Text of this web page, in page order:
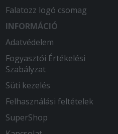
Falatozz logó csomag
INFORMÁCIÓ
Adatvédelem
Fogyasztói Értékelési
Szabályzat
Süti kezelés
Felhasználási feltételek
SuperShop